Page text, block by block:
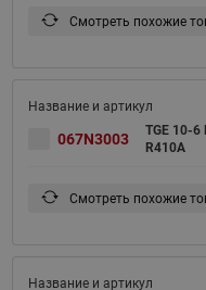
Смотреть похожие
067N3003
TGE 10-
R410A
Смотреть похожие